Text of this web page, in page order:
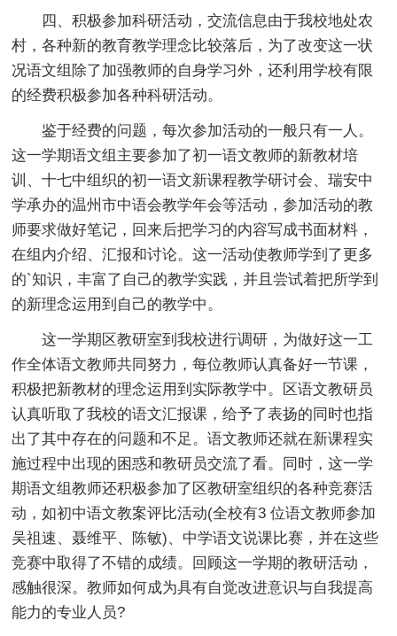
四、积极参加科研活动，交流信息由于我校地处农
村，各种新的教育教学理念比较落后，为了改变这一状
况语文组除了加强教师的自身学习外，还利用学校有限
的经费积极参加各种科研活动。
鉴于经费的问题，每次参加活动的一般只有一人。
这一学期语文组主要参加了初一语文教师的新教材培
训、十七中组织的初一语文新课程教学研讨会、瑞安中
学承办的温州市中语会教学年会等活动，参加活动的教
师要求做好笔记，回来后把学习的内容写成书面材料，
在组内介绍、汇报和讨论。这一活动使教师学到了更多
的`知识，丰富了自己的教学实践，并且尝试着把所学到
的新理念运用到自己的教学中。
这一学期区教研室到我校进行调研，为做好这一工
作全体语文教师共同努力，每位教师认真备好一节课，
积极把新教材的理念运用到实际教学中。区语文教研员
认真听取了我校的语文汇报课，给予了表扬的同时也指
出了其中存在的问题和不足。语文教师还就在新课程实
施过程中出现的困惑和教研员交流了看。同时，这一学
期语文组教师还积极参加了区教研室组织的各种竞赛活
动，如初中语文教案评比活动(全校有3 位语文教师参加
吴祖速、聂维平、陈敏)、中学语文说课比赛，并在这些
竞赛中取得了不错的成绩。回顾这一学期的教研活动，
感触很深。教师如何成为具有自觉改进意识与自我提高
能力的专业人员?